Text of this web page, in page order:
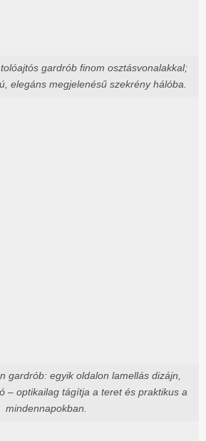
gardrób finom osztásvonalakkal;
elegáns megjelenésű szekrény hálóba.
gardrób: egyik oldalon lamellás dizájn,
– optikailag tágítja a teret és praktikus a
mindennapokban.